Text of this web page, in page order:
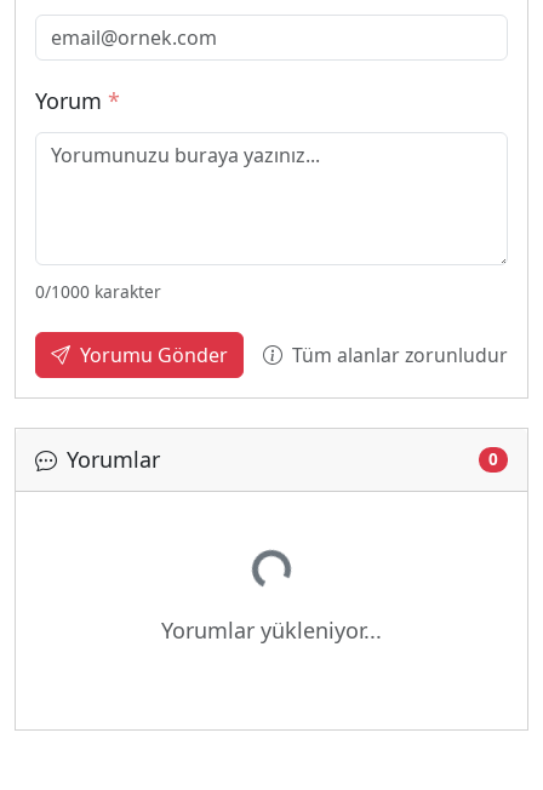
Yorum *
0/1000 karakter
Yorumu Gönder Tüm alanlar zorunludur
Yorumlar 0
Yükleniyor...
Yorumlar yükleniyor...